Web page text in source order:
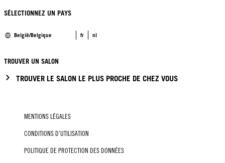
SÉLECTIONNEZ UN PAYS
België/Belgique fr nl
TROUVER UN SALON
TROUVER LE SALON LE PLUS PROCHE DE CHEZ VOUS
MENTIONS LÉGALES
CONDITIONS D’UTILISATION
POLITIQUE DE PROTECTION DES DONNÉES